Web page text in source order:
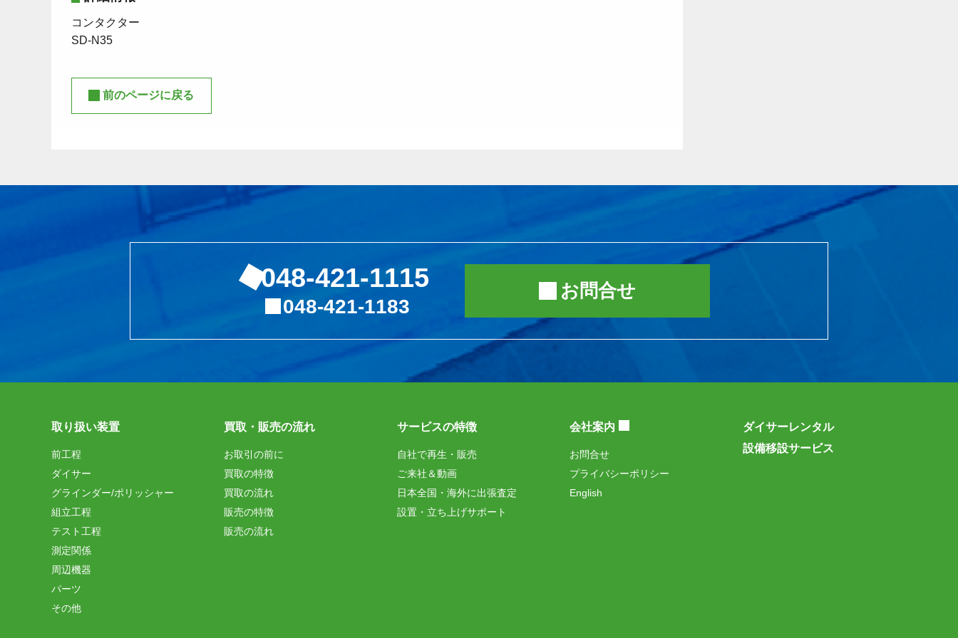
コンタクター
SD-N35
前のページに戻る
048-421-1115
048-421-1183
お問合せ
取り扱い装置
前工程
ダイサー
グラインダー/ポリッシャー
組立工程
テスト工程
測定関係
周辺機器
パーツ
その他
買取・販売の流れ
お取引の前に
買取の特徴
買取の流れ
販売の特徴
販売の流れ
サービスの特徴
自社で再生・販売
ご来社＆動画
日本全国・海外に出張査定
設置・立ち上げサポート
会社案内
お問合せ
プライバシーポリシー
English
ダイサーレンタル
設備移設サービス